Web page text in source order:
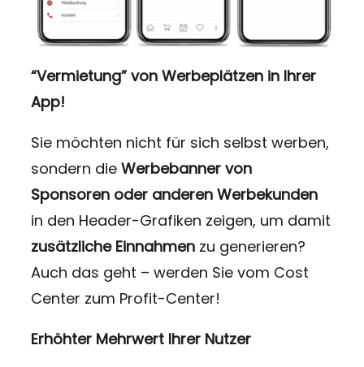
“Vermietung” von Werbeplätzen in Ihrer
App!
Sie möchten nicht für sich selbst werben,
sondern die Werbebanner von
Sponsoren oder anderen Werbekunden
in den Header-Grafiken zeigen, um damit
zusätzliche Einnahmen zu generieren?
Auch das geht – werden Sie vom Cost
Center zum Profit-Center!
Erhöhter Mehrwert Ihrer Nutzer